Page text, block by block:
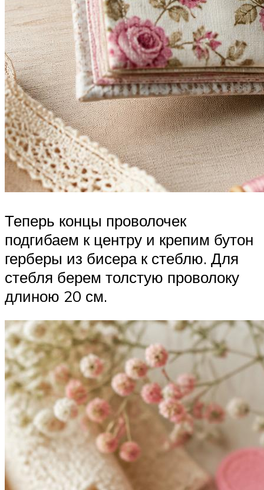
Теперь концы проволочек
подгибаем к центру и крепим бутон
герберы из бисера к стеблю. Для
стебля берем толстую проволоку
длиною 20 см.